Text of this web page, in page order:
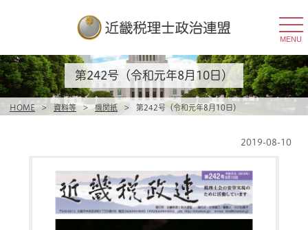
MENU
HOME > 資料等 > 機関紙 > 第242号（令和元年8月10日）
第242号（令和元年8月10日）
2019-08-10